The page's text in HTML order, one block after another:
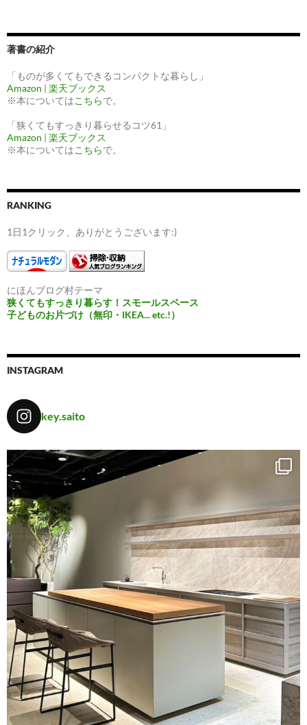
著書の紹介
「ものが多くてもできるコンパクトな暮らし」
Amazon | 楽天ブックス
※本についてはこちらで。
「狭くてもすっきり暮らせるコツ61」
Amazon | 楽天ブックス
※本についてはこちらで。
RANKING
1日1クリック、ありがとうございます:)
にほんブログ村テーマ
狭くてもすっきり暮らす！スモールスペース
子どものお片づけ（無印・IKEA... etc.!）
INSTAGRAM
key.saito